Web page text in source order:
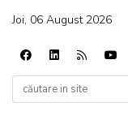
Joi, 06 August 2026